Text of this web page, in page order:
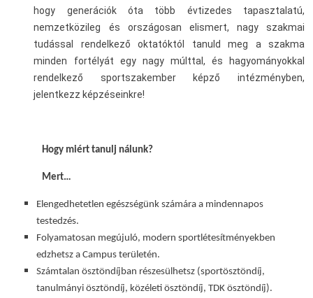
hogy generációk óta több évtizedes tapasztalatú,
nemzetközileg és országosan elismert, nagy szakmai
tudással rendelkező oktatóktól tanuld meg a szakma
minden fortélyát egy nagy múlttal, és hagyományokkal
rendelkező sportszakember képző intézményben,
jelentkezz képzéseinkre!
Hogy miért tanulj nálunk?
Mert…
Elengedhetetlen egészségünk számára a mindennapos
testedzés.
Folyamatosan megújuló, modern sportlétesítményekben
edzhetsz a Campus területén.
Számtalan ösztöndíjban részesülhetsz (sportösztöndíj,
tanulmányi ösztöndíj, közéleti ösztöndíj, TDK ösztöndíj).